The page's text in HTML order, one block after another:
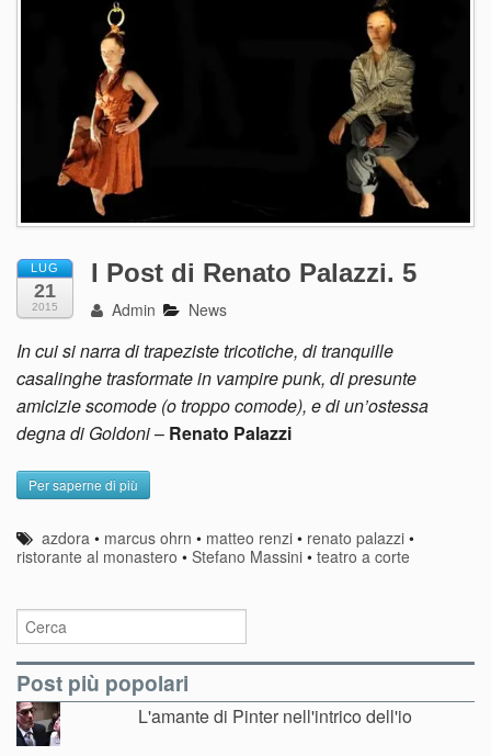
LUG
21
2015
I Post di Renato Palazzi. 5
Admin News
In cui si narra di trapeziste tricotiche, di tranquille
casalinghe trasformate in vampire punk, di presunte
amicizie scomode (o troppo comode), e di un’ostessa
degna di Goldoni– Renato Palazzi
Per saperne di più
azdora • marcus ohrn • matteo renzi • renato palazzi •
ristorante al monastero • Stefano Massini • teatro a corte
Post più popolari
L'amante di Pinter nell'intrico dell'io